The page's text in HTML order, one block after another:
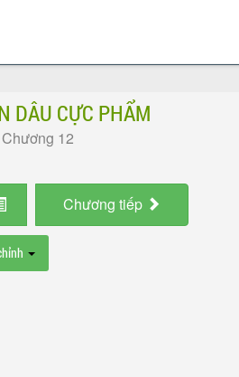
DÂU CỰC PHẨM
12
Chương tiếp